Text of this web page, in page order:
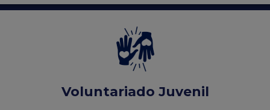
Voluntariado Juvenil